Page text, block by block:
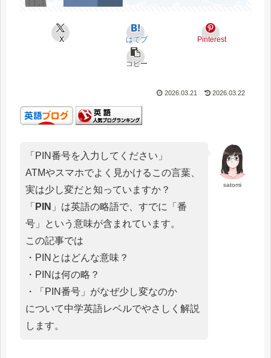
X はてブ Pinterest
コピー
2026.03.21 2026.03.22
satomi
「PIN番号を入力してください」
ATMやスマホでよく見かけるこの言葉、
実は少し変だと知っていますか？
「 PIN 」は英語の略語で、すでに「番
号」という意味が含まれています。
この記事では
・PINとはどんな意味？
・PINは何の略？
・「PIN番号」がなぜ少し変なのか
について中学英語レベルでやさしく解説
します。